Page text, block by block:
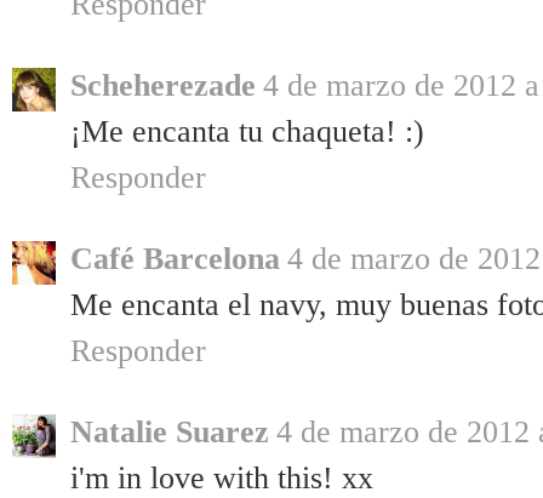
Scheherezade 4 de marzo de 2012
¡Me encanta tu chaqueta! :)
Responder
Café Barcelona 4 de marzo de
Me encanta el navy, muy buenas
Responder
Natalie Suarez 4 de marzo de 2012
i'm in love with this! xx